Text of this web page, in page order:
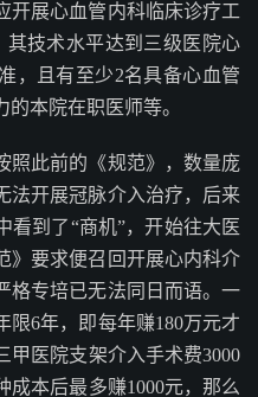
开展心血管内科临床诊疗工
其技术水平达到三级医院心
，且有至少2名具备心血管
本院在职医师等。
照此前的《规范》，数量庞
法开展冠脉介入治疗，后来
看到了“商机”，开始往大医
》要求便召回开展心内科介
格专培已无法同日而语。一
限6年，即每年赚180万元才
甲医院支架介入手术费3000
成本后最多赚1000元，那么